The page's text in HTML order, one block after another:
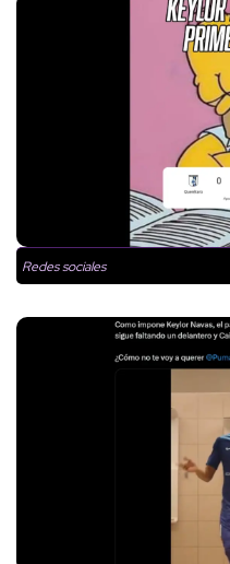
Redes sociales